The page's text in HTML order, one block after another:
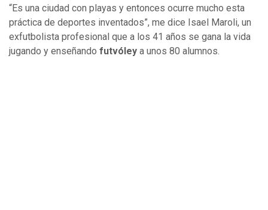
“Es una ciudad con playas y entonces ocurre mucho esta
práctica de deportes inventados”, me dice Isael Maroli, un
exfutbolista profesional que a los 41 años se gana la vida
jugando y enseñando futvóley a unos 80 alumnos.